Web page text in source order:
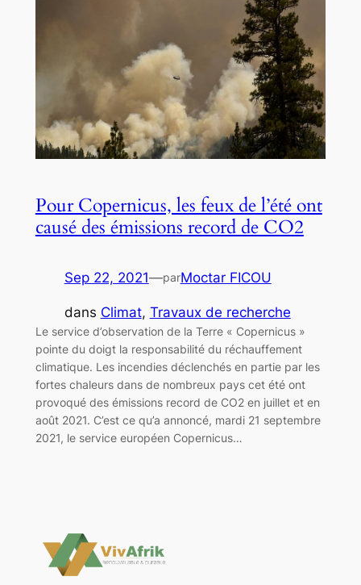
Pour Copernicus, les feux de l’été ont
causé des émissions record de CO2
Sep 22, 2021—parMoctar FICOU
dans Climat, Travaux de recherche
Le service d’observation de la Terre « Copernicus »
pointe du doigt la responsabilité du réchauffement
climatique. Les incendies déclenchés en partie par les
fortes chaleurs dans de nombreux pays cet été ont
provoqué des émissions record de CO2 en juillet et en
août 2021. C’est ce qu’a annoncé, mardi 21 septembre
2021, le service européen Copernicus…